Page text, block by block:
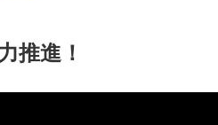
推進！